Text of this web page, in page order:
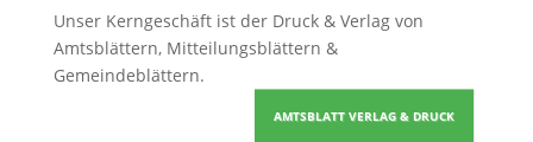
Unser Kerngeschäft ist der Druck & Verlag von
Amtsblättern, Mitteilungsblättern &
Gemeindeblättern.
AMTSBLATT VERLAG & DRUCK